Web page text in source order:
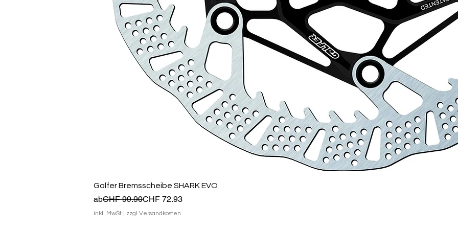
Galfer Bremsscheibe SHARK EVO
ab
Standardpreis
CHF 99.90CHF 72.93
Sale-Preis
inkl. MwSt zzgl Versandkosten